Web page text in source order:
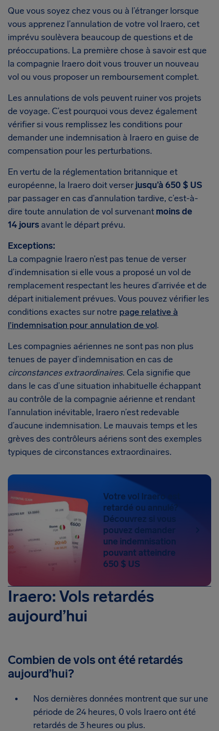
Que vous soyez chez vous ou à l’étranger lorsque
vous apprenez l’annulation de votre vol Iraero, cet
imprévu soulèvera beaucoup de questions et de
préoccupations. La première chose à savoir est que
la compagnie Iraero doit vous trouver un nouveau
vol ou vous proposer un remboursement complet.
Les annulations de vols peuvent ruiner vos projets
de voyage. C’est pourquoi vous devez également
vérifier si vous remplissez les conditions pour
demander une indemnisation à Iraero en guise de
compensation pour les perturbations.
En vertu de la réglementation britannique et
européenne, la Iraero doit verser jusqu’à 650 $ US
par passager en cas d’annulation tardive, c’est-à-
dire toute annulation de vol survenant moins de
14 jours avant le départ prévu.
Exceptions:
La compagnie Iraero n’est pas tenue de verser
d’indemnisation si elle vous a proposé un vol de
remplacement respectant les heures d’arrivée et de
départ initialement prévues. Vous pouvez vérifier les
conditions exactes sur notre page relative à
l’indemnisation pour annulation de vol.
Les compagnies aériennes ne sont pas non plus
tenues de payer d’indemnisation en cas de
circonstances extraordinaires. Cela signifie que
dans le cas d’une situation inhabituelle échappant
au contrôle de la compagnie aérienne et rendant
l’annulation inévitable, Iraero n’est redevable
d’aucune indemnisation. Le mauvais temps et les
grèves des contrôleurs aériens sont des exemples
typiques de circonstances extraordinaires.
Votre vol Iraero est
retardé ou annulé?
Découvrez si vous
pouvez demander
une indemnisation
pouvant atteindre
650 $ US
Iraero: Vols retardés
aujourd’hui
Combien de vols ont été retardés
aujourd’hui?
Nos dernières données montrent que sur une
période de 24 heures, 0 vols Iraero ont été
retardés de 3 heures ou plus.